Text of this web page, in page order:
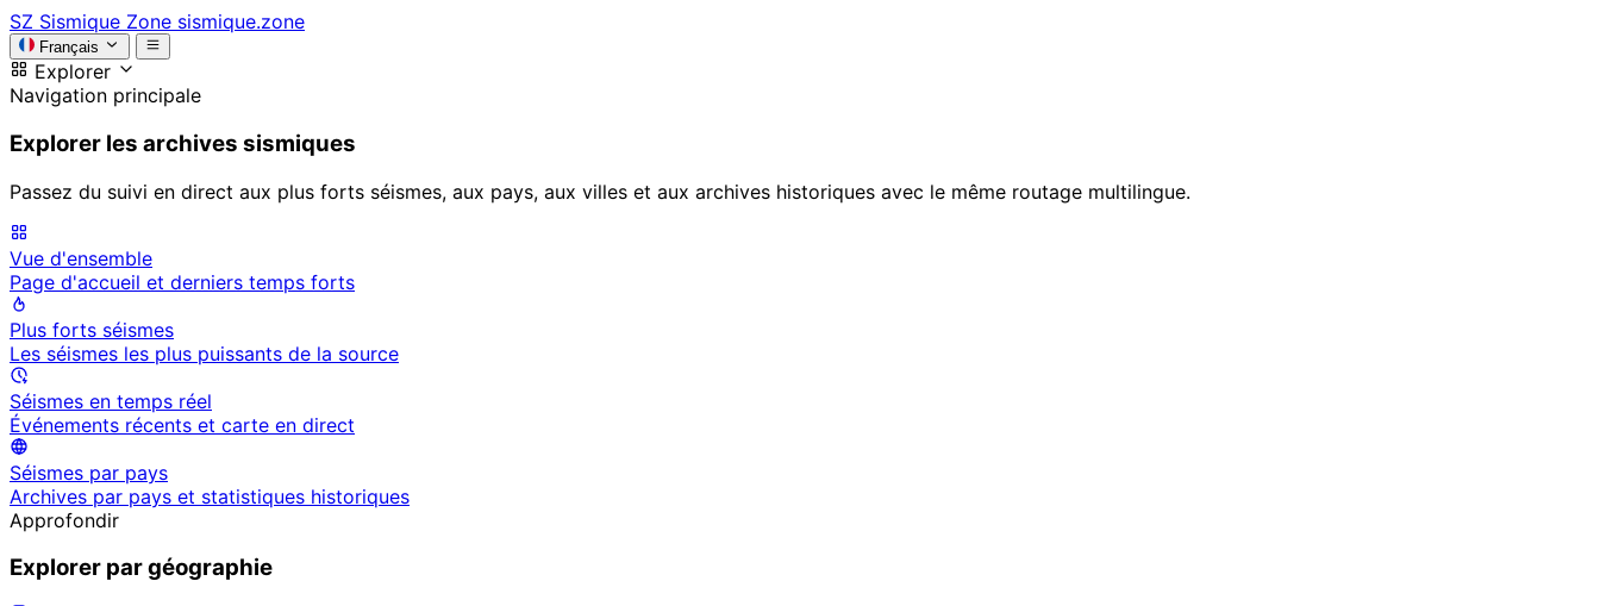
SZ Sismique Zone sismique.zone
Français
Explorer
Navigation principale
Explorer les archives sismiques
Passez du suivi en direct aux plus forts séismes, aux pays, aux villes et aux archives historiques avec le même routage multilingue.
Vue d'ensemble
Page d'accueil et derniers temps forts
Plus forts séismes
Les séismes les plus puissants de la source
Séismes en temps réel
Événements récents et carte en direct
Séismes par pays
Archives par pays et statistiques historiques
Approfondir
Explorer par géographie